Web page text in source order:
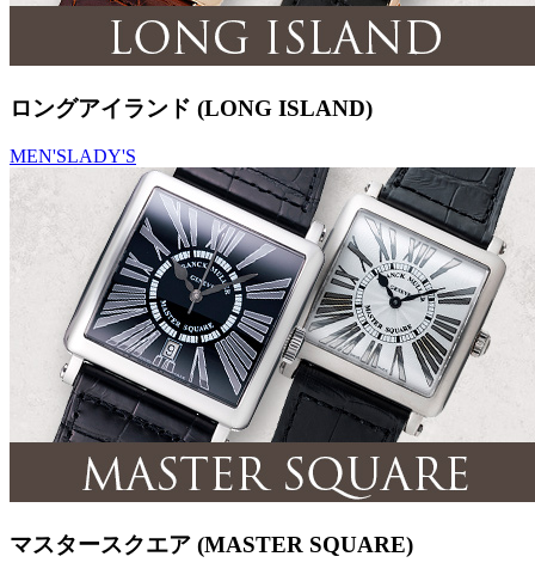
ロングアイランド (LONG ISLAND)
MEN'SLADY'S
マスタースクエア (MASTER SQUARE)